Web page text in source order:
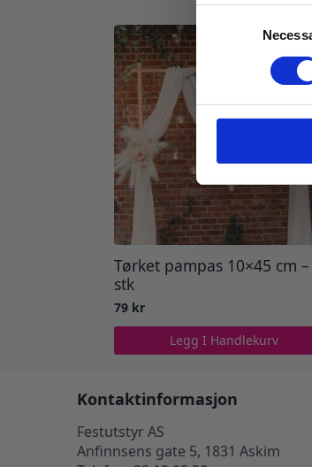
Tørket pampas 10×45 cm –
stk
79 kr
Legg I Handlekurv
Kontaktinformasjon
Festutstyr AS
Anfinnsens gate 5, 1831 Askim